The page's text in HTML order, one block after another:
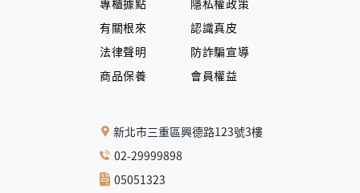
有關根來
認識真皮
法律聲明
防詐騙宣導
商品保養
會員權益
新北市三重區興德路123號3樓
02-29999898
05051323